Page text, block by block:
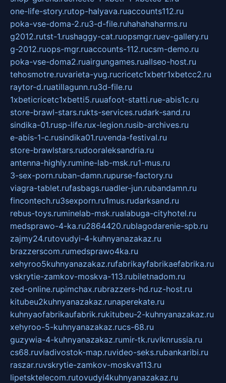
one-life-story.rutop-halyava.ruaccounts112.ru
poka-vse-doma-2.ru3-d-file.ruhahahaharms.ru
g2012.rutst-1.rushaggy-cat.ruopsmgr.ruev-gallery.ru
g-2012.ruops-mgr.ruaccounts-112.rucsm-demo.ru
poka-vse-doma2.ruairgungames.ruallseo-host.ru
tehosmotre.ruvarieta-yug.rucricetc1xbetr1xbetcc2.ru
raytor-d.ruatillagunn.ru3d-file.ru
1xbeticricetc1xbetti5.ruuafoot-statti.rue-abis1c.ru
store-brawl-stars.rukts-services.rudark-sand.ru
sindika-01.rusp-life.rux-legion.rusib-archives.ru
e-abis-1-c.rusindika01.ruvenda-festival.ru
store-brawlstars.rudooraleksandria.ru
antenna-highly.rumine-lab-msk.ru1-mus.ru
3-sex-porn.ruban-damn.rupurse-factory.ru
viagra-tablet.rufasbags.ruadler-jun.rubandamn.ru
fincontech.ru3sexporn.ru1mus.rudarksand.ru
rebus-toys.ruminelab-msk.rualabuga-cityhotel.ru
medsprawo-4-ka.ru2864420.rublagodarenie-spb.ru
zajmy24.rutovudyi-4-kuhnyanazakaz.ru
brazzerscom.rumedsprawo4ka.ru
xehyroo5kuhnyanazakaz.rufabrikayfabrikaefabrika.ru
vskrytie-zamkov-moskva-113.rubiletnadom.ru
zed-online.rupimchax.rubrazzers-hd.ruz-host.ru
kitubeu2kuhnyanazakaz.runaperekate.ru
kuhnyaofabrikaufabrik.rukitubeu-2-kuhnyanazakaz.ru
xehyroo-5-kuhnyanazakaz.rucs-68.ru
guzywia-4-kuhnyanazakaz.rumir-tk.ruvlknrussia.ru
cs68.ruvladivostok-map.ruvideo-seks.rubankaribi.ru
raszar.ruvskrytie-zamkov-moskva113.ru
lipetsktelecom.rutovudyi4kuhnyanazakaz.ru